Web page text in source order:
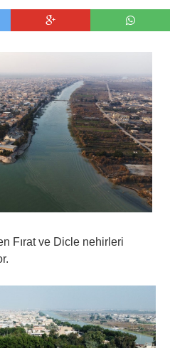
Fırat ve Dicle nehirleri